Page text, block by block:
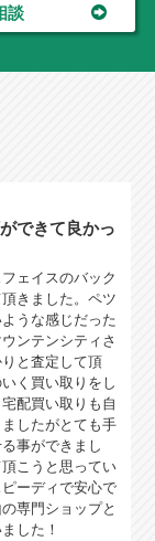
談
できて良かっ
ェイスのバック
きました。ペツ
うな感じだった
ンテンシティさ
と査定して頂
く買い取りをし
配買い取りも自
したがとても手
事ができまし
こうと思ってい
ーディで安心で
専門ショップと
した！